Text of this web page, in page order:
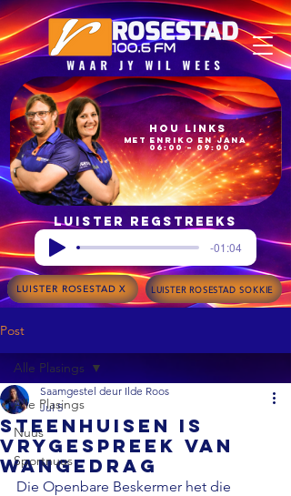
06:00 – 09:00
met Enriko en Jana
Hou Links
Luister regstreeks
-01:04
LUISTER ROSESTAD X LUISTER ROSESTAD SOKKIE
Post
Alle Plasings
Nuus
Sportnuus
Alle Plasings
Steenhuisen is
vrygespreek van
wangedrag
Saamgestel deur Ilde Roos
Jul 5
Die Openbare Beskermer het die